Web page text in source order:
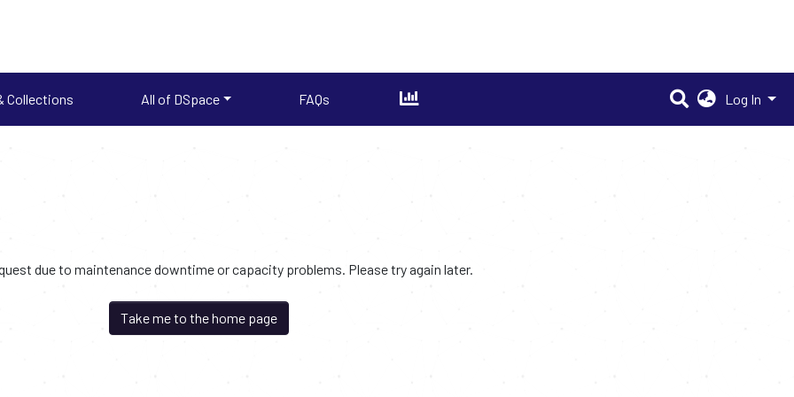
Collections All of DSpace FAQs Log In
due to maintenance downtime or capacity problems. Please try again later.
Take me to the home page